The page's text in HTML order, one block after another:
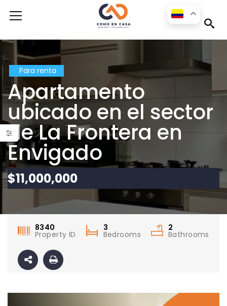
Para renta
Apartamento
ubicado en el sector
de La Frontera en
Envigado
$11,000,000
8340
Property ID
3
Bedrooms
2
Bathrooms
Apartamento para la renta disponible en la ciudad de Medellín en el sector Las Palmas